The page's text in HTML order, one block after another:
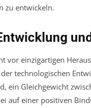
zu entwickeln.
vor einzigartigen
technologischen
ein Gleichgewicht
auf einer positiven